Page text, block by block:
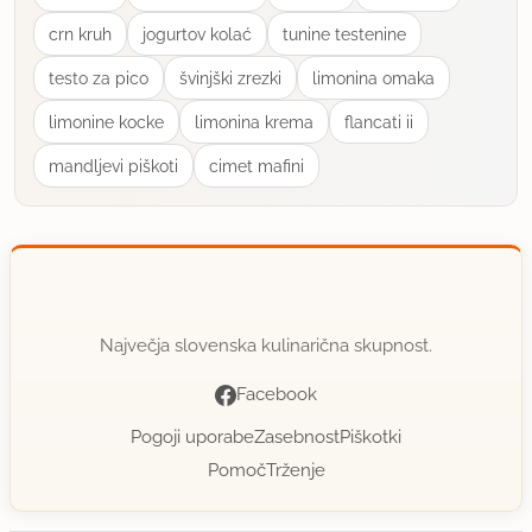
uporabno
član od 2008 1011 sporočil
22.1.2013 ob 15:31
crn kruh jogurtov kolać tunine testenine
testo za pico švinjški zrezki limonina omaka
limonine kocke limonina krema flancati ii
mandljevi piškoti cimet mafini
Največja slovenska kulinarična skupnost.
Facebook
Pogoji uporabeZasebnostPiškotki
PomočTrženje